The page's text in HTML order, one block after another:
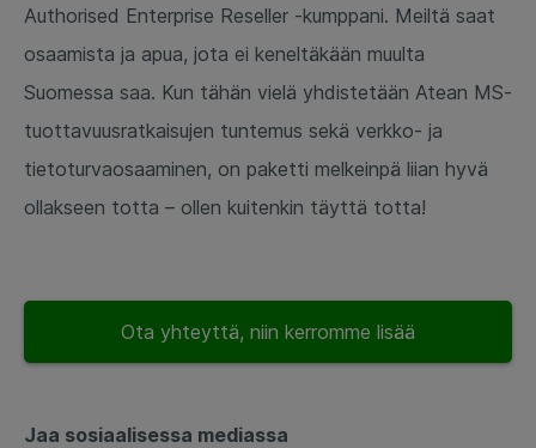
Authorised Enterprise Reseller -kumppani. Meiltä saat
osaamista ja apua, jota ei keneltäkään muulta
Suomessa saa. Kun tähän vielä yhdistetään Atean MS-
tuottavuusratkaisujen tuntemus sekä verkko- ja
tietoturvaosaaminen, on paketti melkeinpä liian hyvä
ollakseen totta – ollen kuitenkin täyttä totta!
Ota yhteyttä, niin kerromme lisää
Jaa sosiaalisessa mediassa